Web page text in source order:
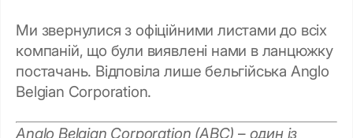
Ми звернулися з офіційними листами до всіх
компаній, що були виявлені нами в ланцюжку
постачань. Відповіла лише бельгійська Anglo
Belgian Corporation.
Anglo Belgian Corporation (ABC) – один із